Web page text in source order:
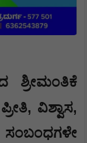
ಶ್ರೀಮಂತಿಕೆ
, ವಿಶ್ವಾಸ,